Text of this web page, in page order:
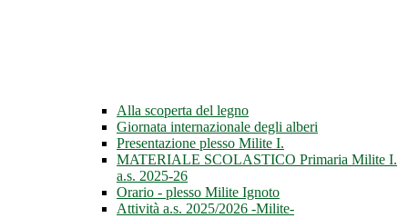
Alla scoperta del legno
Giornata internazionale degli alberi
Presentazione plesso Milite I.
MATERIALE SCOLASTICO Primaria Milite I.
a.s. 2025-26
Orario - plesso Milite Ignoto
Attività a.s. 2025/2026 -Milite-